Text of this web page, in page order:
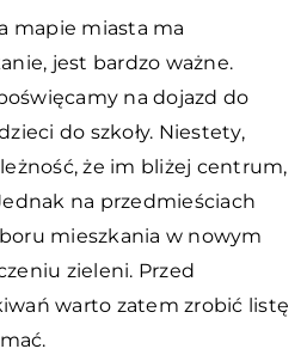
mapie miasta ma
jest bardzo ważne.
na dojazd do
do szkoły. Niestety,
że im bliżej centrum,
na przedmieściach
mieszkania w nowym
zieleni. Przed
warto zatem zrobić listę